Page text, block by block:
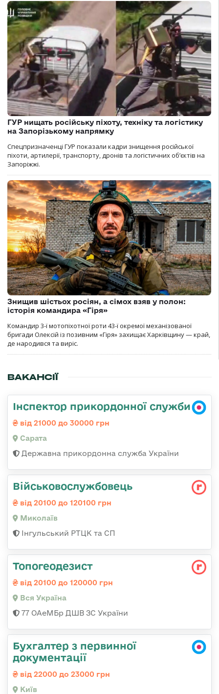
ГУР нищать російську піхоту, техніку та логістику
на Запорізькому напрямку
Спецпризначенці ГУР показали кадри знищення російської
піхоти, артилерії, транспорту, дронів та логістичних об’єктів на
Запоріжжі.
Знищив шістьох росіян, а сімох взяв у полон:
історія командира «Гіря»
Командир 3-ї мотопіхотної роти 43-ї окремої механізованої
бригади Олексій із позивним «Гіря» захищає Харківщину — край,
де народився та виріс.
ВАКАНСІЇ
Інспектор прикордонної служби
від 21000 до 30000 грн
Сарата
Державна прикордонна служба України
Військовослужбовець
від 20100 до 120100 грн
Миколаїв
Інгульський РТЦК та СП
Топогеодезист
від 20100 до 120000 грн
Вся Україна
77 ОАеМБр ДШВ ЗС України
Бухгалтер з первинної
документації
від 22000 до 23000 грн
Київ